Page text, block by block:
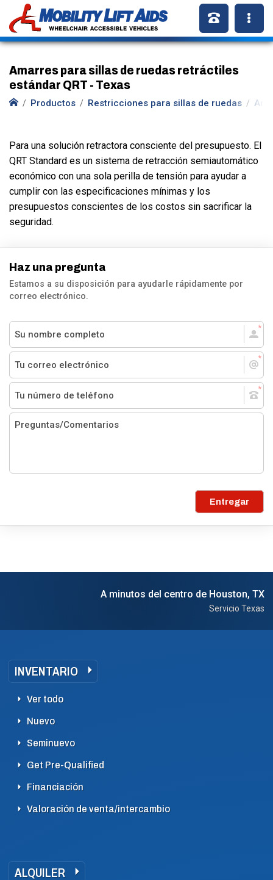
Amarres para sillas de ruedas retráctiles
estándar QRT - Texas
Productos Restricciones para sillas de ruedas
Para una solución retractora consciente del presupuesto. El
QRT Standard es un sistema de retracción semiautomático
económico con una sola perilla de tensión para ayudar a
cumplir con las especificaciones mínimas y los
presupuestos conscientes de los costos sin sacrificar la
seguridad.
Haz una pregunta
Estamos a su disposición para ayudarle rápidamente por
correo electrónico.
Entregar
A minutos del centro de Houston, TX
Servicio Texas
INVENTARIO
Ver todo
Nuevo
Seminuevo
Get Pre-Qualified
Financiación
Valoración de venta/intercambio
ALQUILER